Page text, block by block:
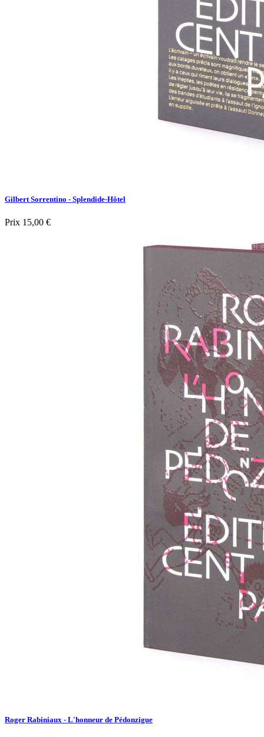
Gilbert Sorrentino - Splendide-Hôtel
Prix 15,00 €
Roger Rabiniaux - L'honneur de Pédonzigue